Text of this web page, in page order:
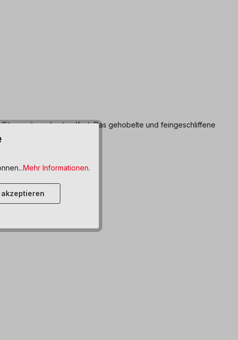
sehr standfest. Das gehobelte und feingeschliffene
Mehr Informationen.